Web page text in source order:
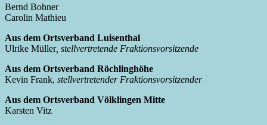
Bernd Bohner
Carolin Mathieu
Aus dem Ortsverband Luisenthal
Ulrike Müller, stellvertretende Fraktionsvorsitzende
Aus dem Ortsverband Röchlinghöhe
Kevin Frank, stellvertretender Fraktionsvorsitzender
Aus dem Ortsverband Völklingen Mitte
Karsten Vitz